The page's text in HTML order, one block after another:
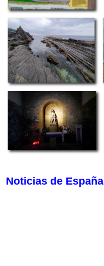
Noticias de España